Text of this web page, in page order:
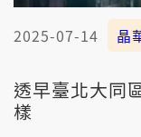
2025-07-14 晶
透早臺北大同
樣